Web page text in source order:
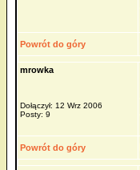
Powrót do góry
mrowka
Dołączył: 12 Wrz 2006
Posty: 9
Powrót do góry